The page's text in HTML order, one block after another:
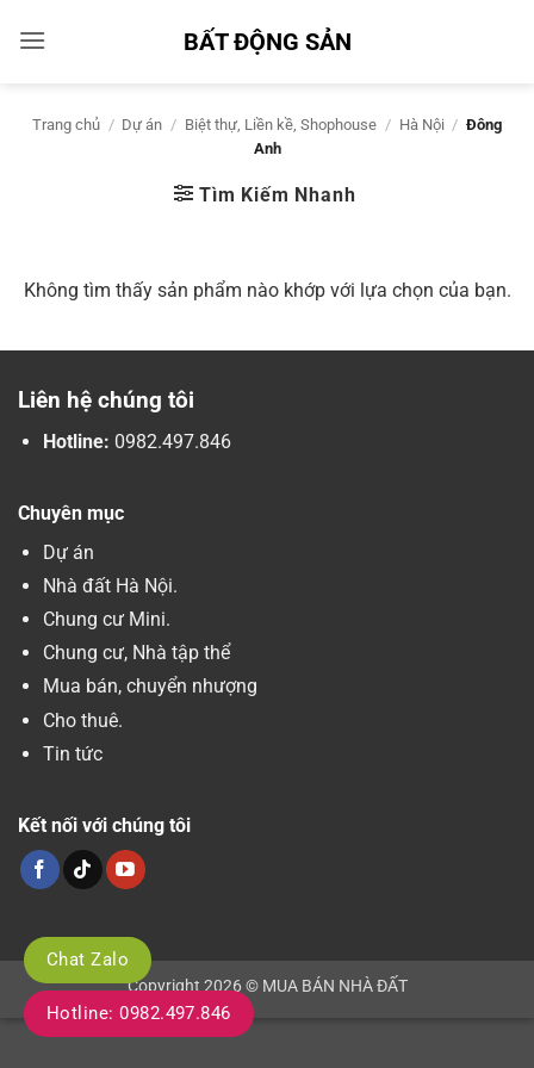
Chat Zalo
Hotline: 0982.497.846
qua
BẤT ĐỘNG SẢN
Trang chủ / Dự án / Biệt thự, Liền kề, Shophouse / Hà Nội / Đông
Anh
Tìm Kiếm Nhanh
Không tìm thấy sản phẩm nào khớp với lựa chọn của bạn.
Liên hệ chúng tôi
Hotline: 0982.497.846
Chuyên mục
Dự án
Nhà đất Hà Nội.
Chung cư Mini.
Chung cư, Nhà tập thể
Mua bán, chuyển nhượng
Cho thuê.
Tin tức
Kết nối với chúng tôi
Copyright 2026 © MUA BÁN NHÀ ĐẤT